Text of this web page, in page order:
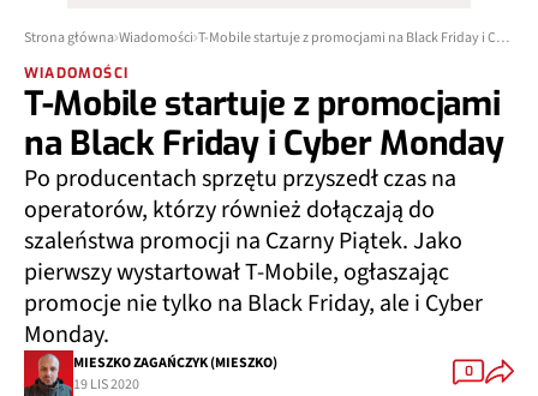
Strona główna Wiadomości T-Mobile startuje z promocjami na Black Friday i Cyber Monday
WIADOMOŚCI
T-Mobile startuje z promocjami
na Black Friday i Cyber Monday
Po producentach sprzętu przyszedł czas na
operatorów, którzy również dołączają do
szaleństwa promocji na Czarny Piątek. Jako
pierwszy wystartował T-Mobile, ogłaszając
promocje nie tylko na Black Friday, ale i Cyber
Monday.
MIESZKO ZAGAŃCZYK (MIESZKO)
19 LIS 2020
0